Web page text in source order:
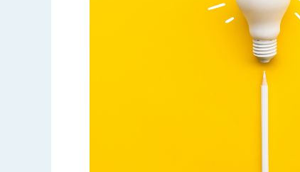
フリーワード
#IT導入補助金
フリーワード
よく検索され
#IT導入補助金